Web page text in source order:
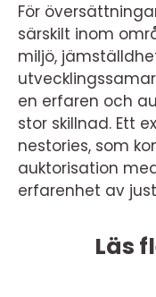
För
särskilt inom
miljö,
en erfaren och
stor skillnad. Ett
nestories, som
auktorisation
erfarenhet av
Läs